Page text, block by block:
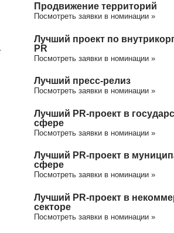
Продвижение территорий
Посмотреть заявки в номинации »
Лучший проект по
PR
Посмотреть заявки в номинации »
Лучший пресс-релиз
Посмотреть заявки в номинации »
Лучший PR-проект в
сфере
Посмотреть заявки в номинации »
Лучший PR-проект в
сфере
Посмотреть заявки в номинации »
Лучший PR-проект в
секторе
Посмотреть заявки в номинации »